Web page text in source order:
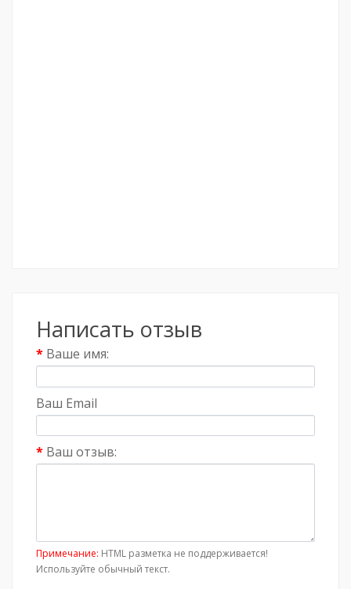
Написать отзыв
Ваше имя:
Ваш Email
Ваш отзыв:
Примечание: HTML разметка не поддерживается!
Используйте обычный текст.